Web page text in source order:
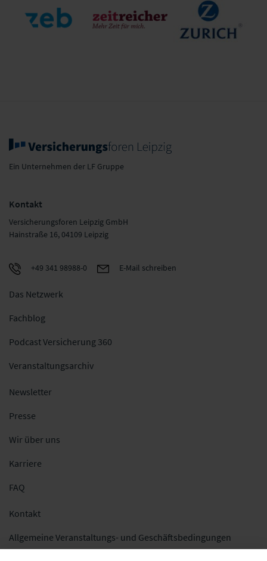
Wüstenrot &
Württembergische
AG
Lebensversicherung
a.G.
X1F GmbH
Ein Unternehmen der LF Gruppe
Kontakt
Versicherungsforen Leipzig GmbH
Hainstraße 16, 04109 Leipzig
+49 341 98988-0 E-Mail schreiben
Das Netzwerk
Fachblog
Podcast Versicherung 360
Veranstaltungsarchiv
Newsletter
Presse
Wir über uns
Karriere
FAQ
Kontakt
Allgemeine Veranstaltungs- und Geschäftsbedingungen